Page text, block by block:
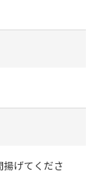
げてくださ